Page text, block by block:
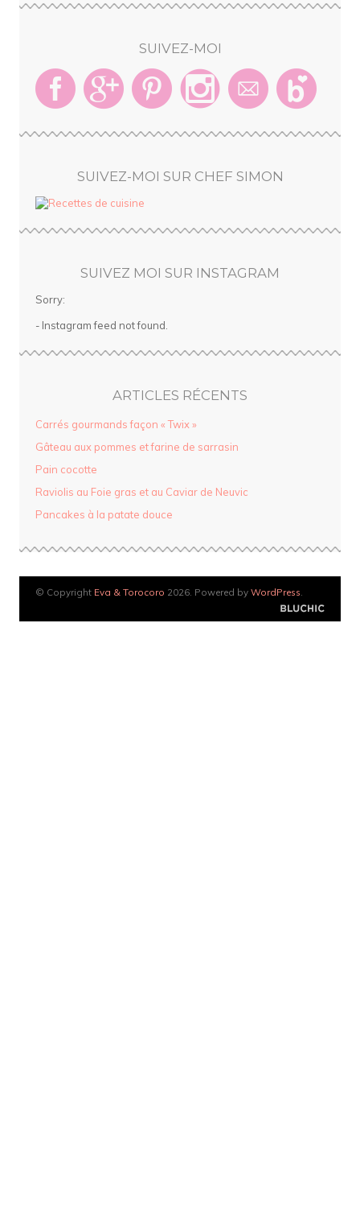
SUIVEZ-MOI
SUIVEZ-MOI SUR CHEF SIMON
SUIVEZ MOI SUR INSTAGRAM
Sorry:
- Instagram feed not found.
ARTICLES RÉCENTS
Carrés gourmands façon « Twix »
Gâteau aux pommes et farine de sarrasin
Pain cocotte
Raviolis au Foie gras et au Caviar de Neuvic
Pancakes à la patate douce
© Copyright Eva & Torocoro 2026. Powered by WordPress